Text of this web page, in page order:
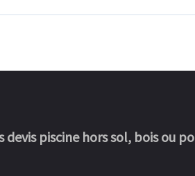
devis piscine hors sol, bois ou